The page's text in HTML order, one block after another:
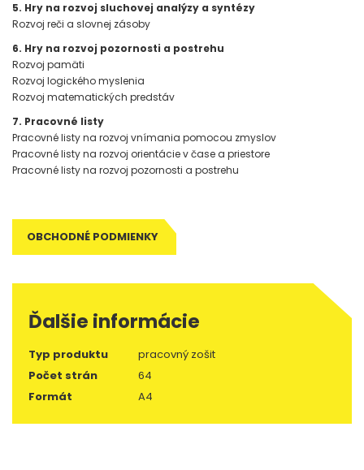
5. Hry na rozvoj sluchovej analýzy a syntézy
Rozvoj reči a slovnej zásoby
6. Hry na rozvoj pozornosti a postrehu
Rozvoj pamäti
Rozvoj logického myslenia
Rozvoj matematických predstáv
7. Pracovné listy
Pracovné listy na rozvoj vnímania pomocou zmyslov
Pracovné listy na rozvoj orientácie v čase a priestore
Pracovné listy na rozvoj pozornosti a postrehu
OBCHODNÉ PODMIENKY
Ďalšie informácie
Typ produktu
pracovný zošit
Počet strán
64
Formát
A4